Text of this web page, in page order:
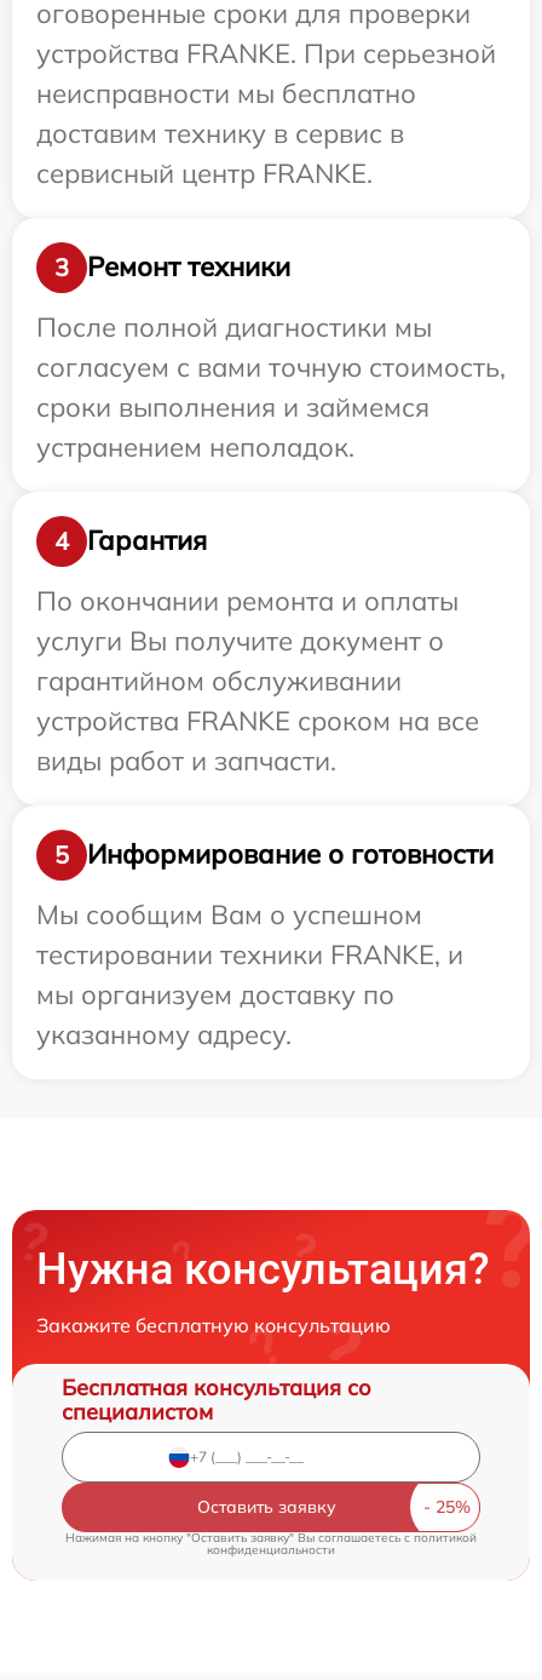
оговоренные сроки для проверки
устройства FRANKE. При серьезной
неисправности мы бесплатно
доставим технику в сервис в
сервисный центр FRANKE.
3
Ремонт техники
После полной диагностики мы
согласуем с вами точную стоимость,
сроки выполнения и займемся
устранением неполадок.
4
Гарантия
По окончании ремонта и оплаты
услуги Вы получите документ о
гарантийном обслуживании
устройства FRANKE сроком на все
виды работ и запчасти.
5
Информирование о готовности
Мы сообщим Вам о успешном
тестировании техники FRANKE, и
мы организуем доставку по
указанному адресу.
Нужна консультация?
Закажите бесплатную консультацию
Бесплатная консультация со
специалистом
Оставить заявку
Нажимая на кнопку "Оставить заявку" Вы соглашаетесь cполитикой
конфиденциальности